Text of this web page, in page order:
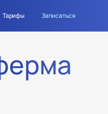
Записаться
Тарифы